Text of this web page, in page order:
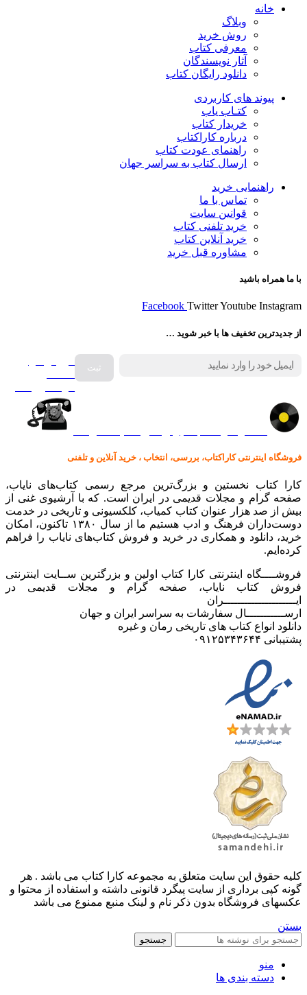
خانه
وبلاگ
روش خرید
معرفی کتاب
آثار نویسندگان
دانلود رایگان کتاب
پیوند های کاربردی
کتـاب یاب
خریدار کتاب
درباره کاراکتاب
راهنمای عودت کتاب
ارسال کتاب به سراسر جهان
راهنمایی خرید
تماس با ما
قوانین سایت
خرید تلفنی کتاب
خرید آنلاین کتاب
مشاوره قبل خرید
با ما همراه باشید
Facebook TwitterYoutube Instagram
از جدیدترین تخفیف ها با خبر شوید …
فروش انواع
فروشگاه اینترنتی کاراکتاب، بررسی، انتخاب ، خرید آنلاین و تلفنی
کارا کتاب نخستین و بزرگ‌ترین مرجع رسمی کتاب‌های نایاب،
صفحه گرام و مجلات قدیمی در ایران است. که با آرشیوی غنی از
بیش از صد هزار عنوان کتاب کمیاب، کلکسیونی و تاریخی در خدمت
دوست‌داران فرهنگ و ادب هستیم ما از سال ۱۳۸۰ تاکنون، امکان
خرید، دانلود و همکاری در خرید و فروش کتاب‌های نایاب را فراهم
کرده‌ایم.
فروشــــگاه اینترنتی کارا کتاب اولین و بزرگترین ســایت اینترنتی
فروش کتاب نایاب، صفحه گرام و مجلات قدیمی در
ایـــــــــــــــــــــران
ارســـــــــــال سفارشات به سراسر ایران و جهان
دانلود انواع کتاب های تاریخی رمان و غیره
پشتیبانی ۰۹۱۲۵۳۴۳۶۴۴
کليه حقوق اين سايت متعلق به مجموعه کارا کتاب می باشد . هر
گونه کپی برداری از سایت پیگرد قانونی داشته و استفاده از محتوا و
عکسهای فروشگاه بدون ذکر نام و لینک منبع ممنوع می باشد
بستن
جستجو
منو
دسته بندی ها